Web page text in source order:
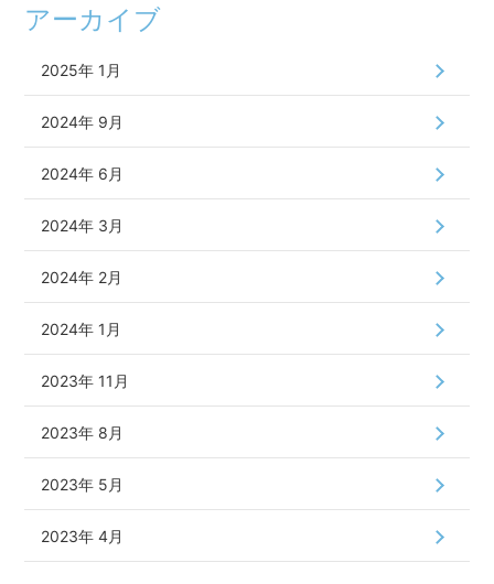
アーカイブ
2025年 1月
2024年 9月
2024年 6月
2024年 3月
2024年 2月
2024年 1月
2023年 11月
2023年 8月
2023年 5月
2023年 4月